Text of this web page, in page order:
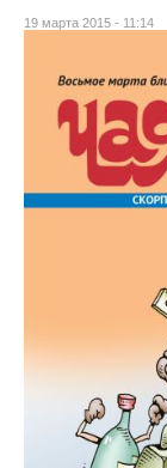
19 марта 2015 - 11:14